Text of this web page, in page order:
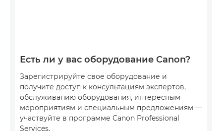
Есть ли у вас оборудование Canon?
Зарегистрируйте свое оборудование и
получите доступ к консультациям экспертов,
обслуживанию оборудования, интересным
мероприятиям и специальным предложениям —
участвуйте в программе Canon Professional
Services.